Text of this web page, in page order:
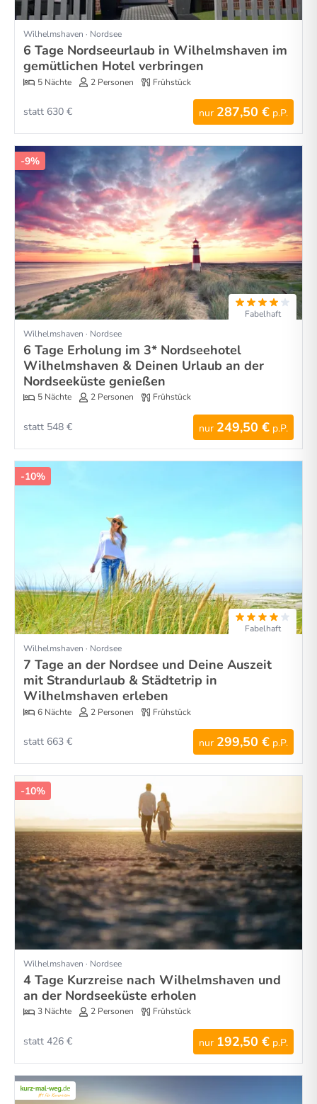
Wilhelmshaven · Nordsee
6 Tage Nordseeurlaub in Wilhelmshaven im
gemütlichen Hotel verbringen
5 Nächte 2 Personen Frühstück
nur 287,50 € p.P.
statt 630 €
-9%
Fabelhaft
Wilhelmshaven · Nordsee
6 Tage Erholung im 3* Nordseehotel
Wilhelmshaven & Deinen Urlaub an der
Nordseeküste genießen
5 Nächte 2 Personen Frühstück
nur 249,50 € p.P.
statt 548 €
-10%
Fabelhaft
Wilhelmshaven · Nordsee
7 Tage an der Nordsee und Deine Auszeit
mit Strandurlaub & Städtetrip in
Wilhelmshaven erleben
6 Nächte 2 Personen Frühstück
nur 299,50 € p.P.
statt 663 €
-10%
Wilhelmshaven · Nordsee
4 Tage Kurzreise nach Wilhelmshaven und
an der Nordseeküste erholen
3 Nächte 2 Personen Frühstück
nur 192,50 € p.P.
statt 426 €